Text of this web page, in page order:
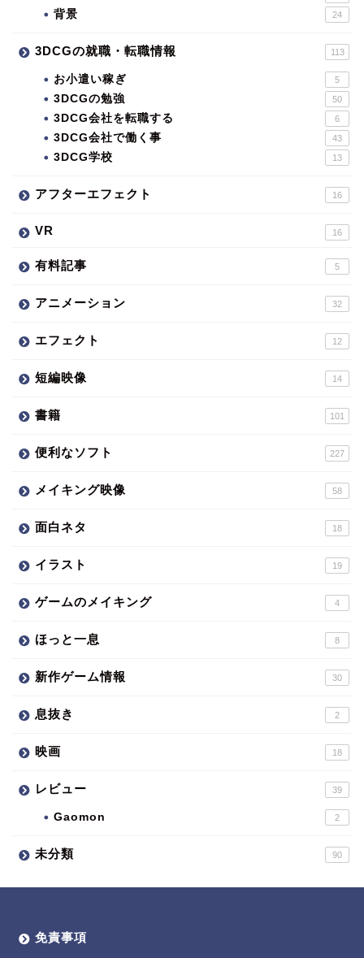
背景 24
3DCGの就職・転職情報 113
お小遣い稼ぎ 5
3DCGの勉強 50
3DCG会社を転職する 6
3DCG会社で働く事 43
3DCG学校 13
アフターエフェクト 16
VR 16
有料記事 5
アニメーション 32
エフェクト 12
短編映像 14
書籍 101
便利なソフト 227
メイキング映像 58
面白ネタ 18
イラスト 19
ゲームのメイキング 4
ほっと一息 8
新作ゲーム情報 30
息抜き 2
映画 18
レビュー 39
Gaomon 2
未分類 90
免責事項